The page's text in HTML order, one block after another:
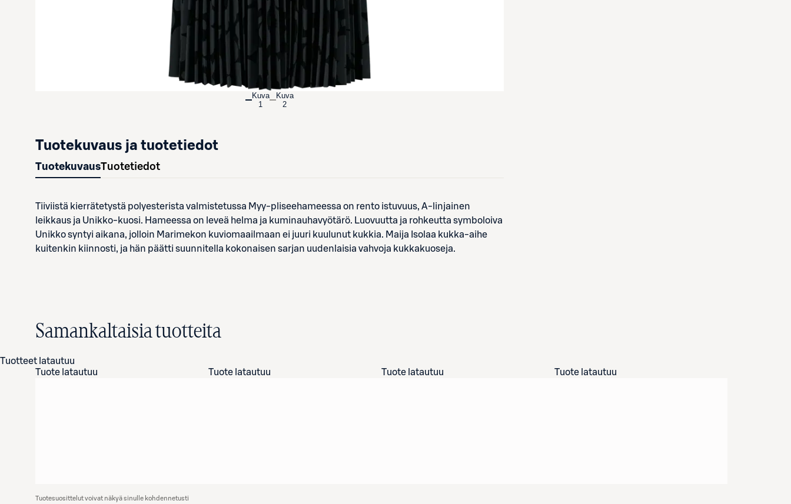
Kuva
1
Kuva
2
Tuotekuvaus ja tuotetiedot
TuotekuvausTuotetiedot
Tiiviistä kierrätetystä polyesterista valmistetussa Myy-pliseehameessa on rento istuvuus, A-linjainen
leikkaus ja Unikko-kuosi. Hameessa on leveä helma ja kuminauhavyötärö. Luovuutta ja rohkeutta symboloiva
Unikko syntyi aikana, jolloin Marimekon kuviomaailmaan ei juuri kuulunut kukkia. Maija Isolaa kukka-aihe
kuitenkin kiinnosti, ja hän päätti suunnitella kokonaisen sarjan uudenlaisia vahvoja kukkakuoseja.
Samankaltaisia tuotteita
Tuotteet latautuu
Tuote latautuu
Tuote latautuu Tuote latautuu Tuote latautuu
Tuotesuosittelut voivat näkyä sinulle kohdennetusti